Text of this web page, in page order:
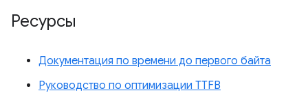
Ресурсы
Документация по времени до первого байта
Руководство по оптимизации TTFB